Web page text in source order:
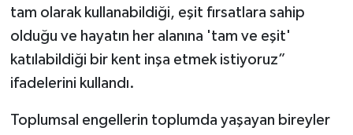
tam olarak kullanabildiği, eşit fırsatlara sahip
olduğu ve hayatın her alanına 'tam ve eşit'
katılabildiği bir kent inşa etmek istiyoruz”
ifadelerini kullandı.
Toplumsal engellerin toplumda yaşayan bireyler